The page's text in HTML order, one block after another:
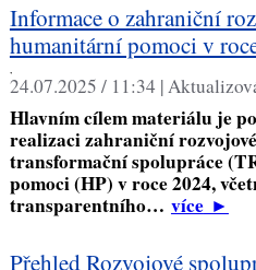
Informace o zahraniční
humanitární pomoci v
,
24.07.2025 / 11:34 |
Hlavním cílem materiálu je
realizaci zahraniční
transformační spolupráce
pomoci (HP) v roce 2024,
transparentního… více►
Přehled Rozvojové